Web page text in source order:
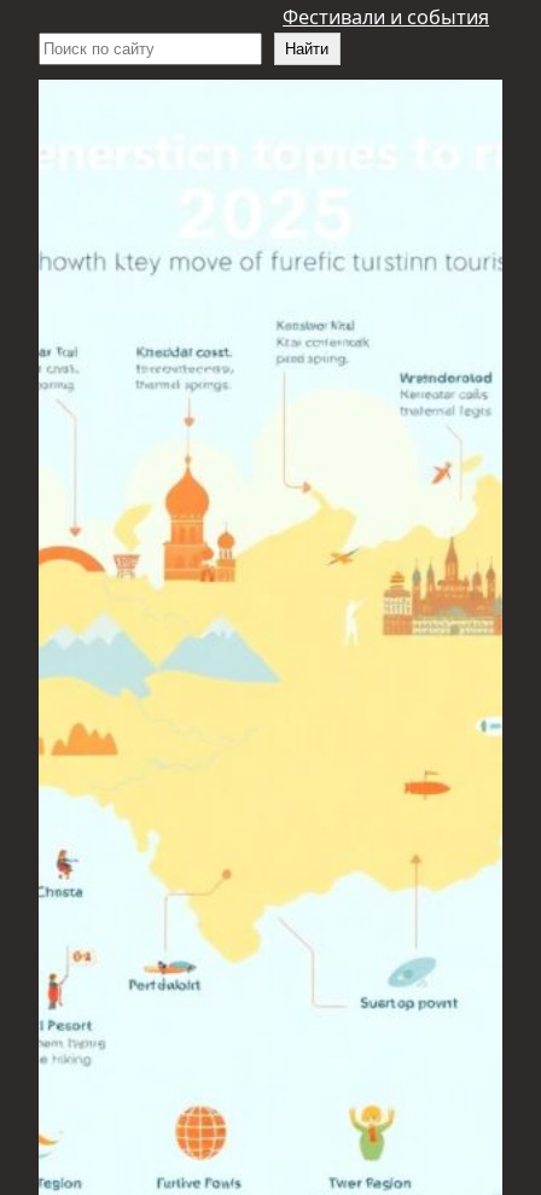
Фестивали и события
Поиск
Найти